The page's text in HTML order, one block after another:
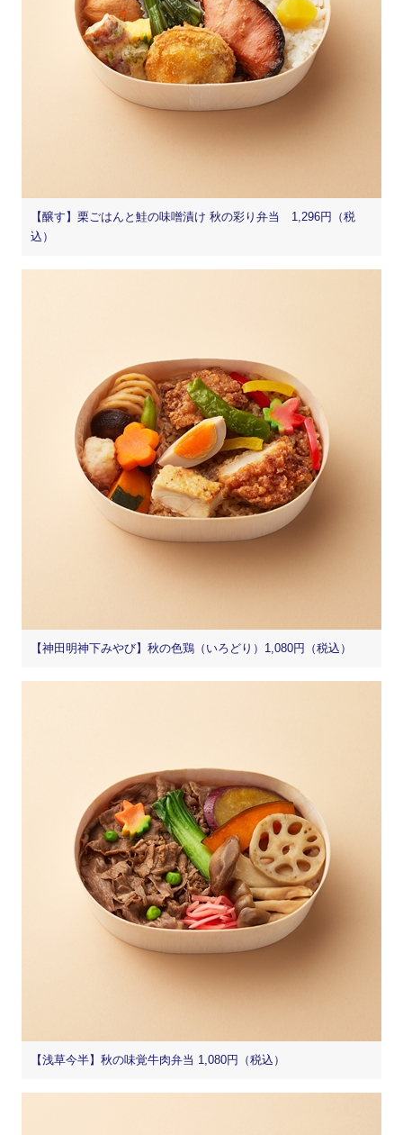
【醸す】栗ごはんと鮭の味噌漬け 秋の彩り弁当 1,296円（税
込）
【神田明神下みやび】秋の色鶏（いろどり）1,080円（税込）
【浅草今半】秋の味覚牛肉弁当 1,080円（税込）